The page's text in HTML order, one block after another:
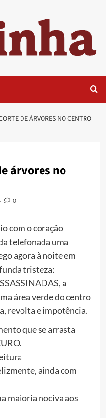
DE ÁRVORES NO CENTRO
árvores no
0
com o coração
telefonada uma
agora à noite em
tristeza:
a
área verde do centro
revolta e impotência.
que se arrasta
ainda com
maioria nociva aos